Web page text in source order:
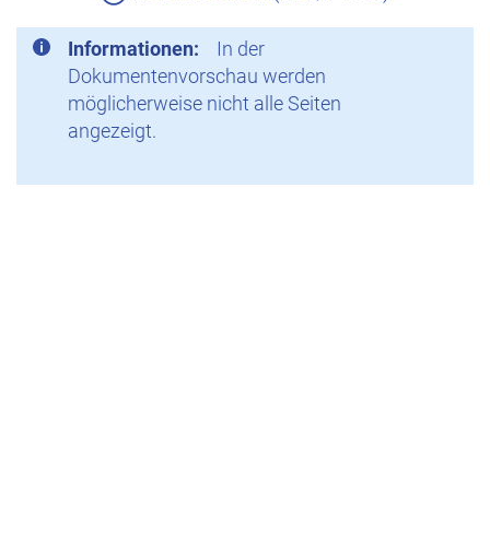
Informationen:
In der
Dokumentenvorschau werden
möglicherweise nicht alle Seiten
angezeigt.